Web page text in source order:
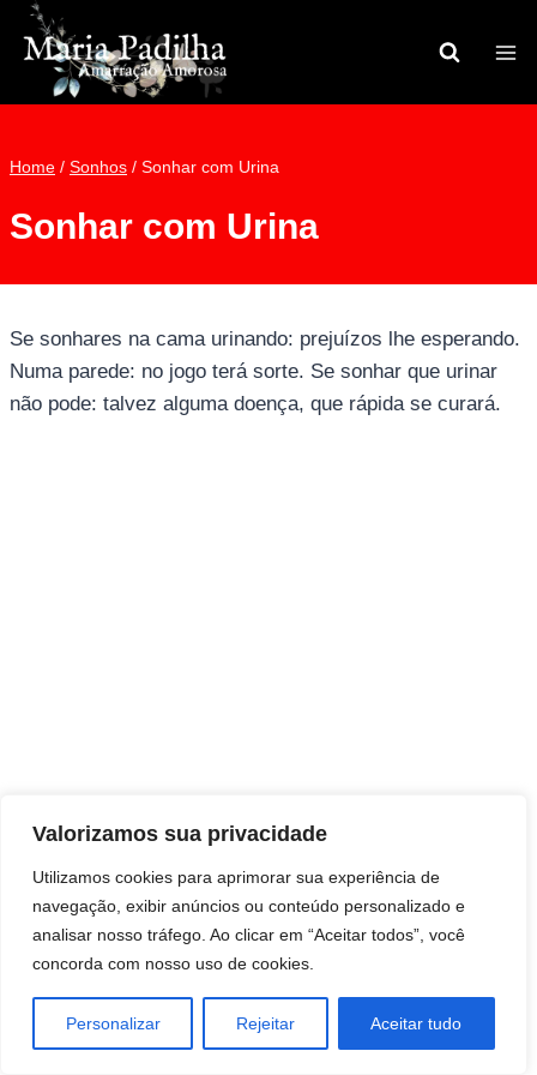
Valorizamos sua privacidade
Utilizamos cookies para aprimorar sua experiência de
navegação, exibir anúncios ou conteúdo personalizado e
analisar nosso tráfego. Ao clicar em “Aceitar todos”, você
concorda com nosso uso de cookies.
Personalizar Rejeitar Aceitar tudo
Pular
para
Conteúdo
Home / Sonhos / Sonhar com Urina
Sonhar com Urina
Se sonhares na cama urinando: prejuízos lhe esperando.
Numa parede: no jogo terá sorte. Se sonhar que urinar
não pode: talvez alguma doença, que rápida se curará.
Consultas e trabalhos espirituais
Brasil - Santa Catarina - São José